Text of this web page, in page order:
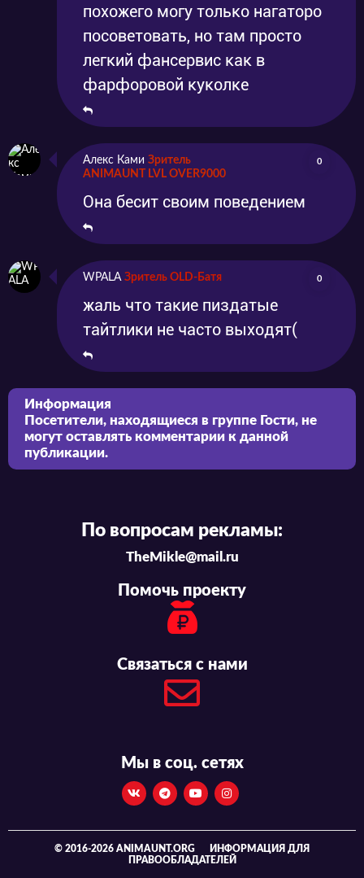
похожего могу только нагаторо
посоветовать, но там просто
легкий фансервис как в
фарфоровой куколке
Алекс Ками Зритель
ANIMAUNT LVL OVER9000
0
Она бесит своим поведением
WPALA Зритель OLD-Батя 0
жаль что такие пиздатые
тайтлики не часто выходят(
Информация
Посетители, находящиеся в группе Гости, не
могут оставлять комментарии к данной
публикации.
По вопросам рекламы:
TheMikle@mail.ru
Помочь проекту
Связаться с нами
Мы в соц. сетях
© 2016-2026 ANIMAUNT.ORG
ИНФОРМАЦИЯ ДЛЯ
ПРАВООБЛАДАТЕЛЕЙ